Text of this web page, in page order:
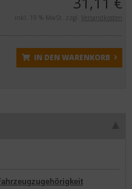
inkl. 19 % MwSt. zzgl. Versandkosten
IN DEN WARENKORB